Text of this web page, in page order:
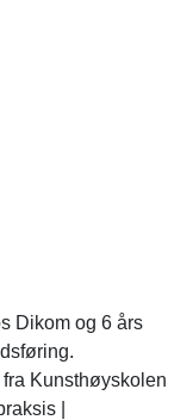
Dikom og 6 års
Kunsthøyskolen
|